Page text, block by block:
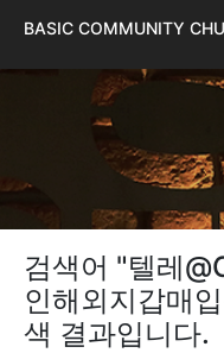
BASIC COMMUNITY
검색어 "텔레
인해외지갑매
색 결과입니다.